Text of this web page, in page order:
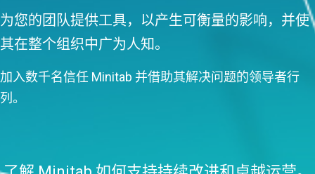
为您的团队提供工具，以产生可衡量的影响，并使
其在整个组织中广为人知。
加入数千名信任 Minitab 并借助其解决问题的领导者行
列。